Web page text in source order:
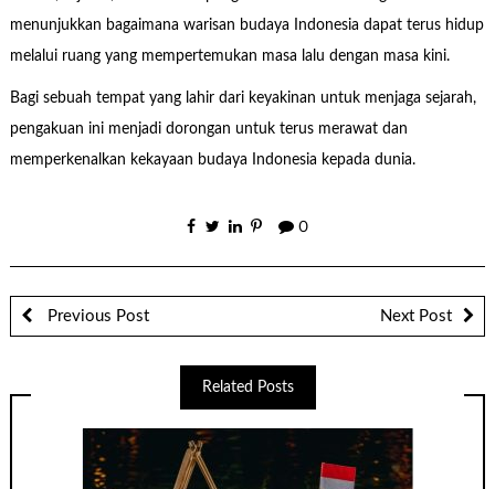
menunjukkan bagaimana warisan budaya Indonesia dapat terus hidup
melalui ruang yang mempertemukan masa lalu dengan masa kini.
Bagi sebuah tempat yang lahir dari keyakinan untuk menjaga sejarah,
pengakuan ini menjadi dorongan untuk terus merawat dan
memperkenalkan kekayaan budaya Indonesia kepada dunia.
0
Previous Post Next Post
Related Posts